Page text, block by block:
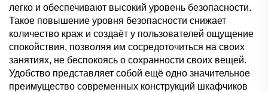
легко и обеспечивают высокий уровень безопасности.
Такое повышение уровня безопасности снижает
количество краж и создаёт у пользователей ощущение
спокойствия, позволяя им сосредоточиться на своих
занятиях, не беспокоясь о сохранности своих вещей.
Удобство представляет собой ещё одно значительное
преимущество современных конструкций шкафчиков